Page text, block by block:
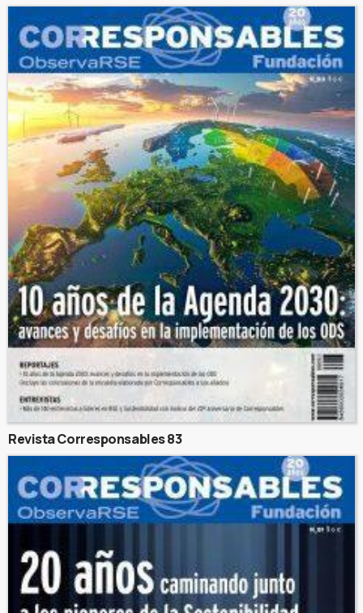
Revista Corresponsables 83